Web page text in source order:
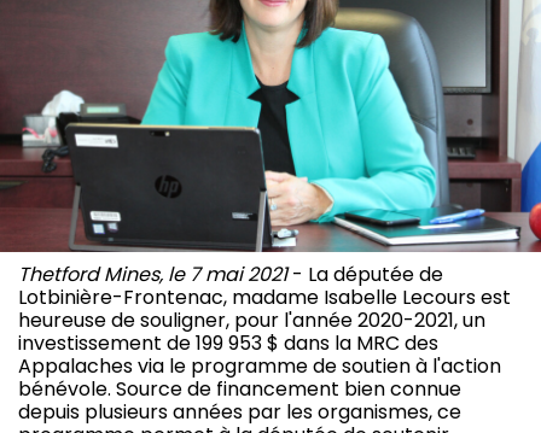
Thetford Mines, le 7 mai 2021- La députée de
Lotbinière-Frontenac, madame Isabelle Lecours est
heureuse de souligner, pour l'année 2020-2021, un
investissement de 199 953 $ dans la MRC des
Appalaches via le programme de soutien à l'action
bénévole. Source de financement bien connue
depuis plusieurs années par les organismes, ce